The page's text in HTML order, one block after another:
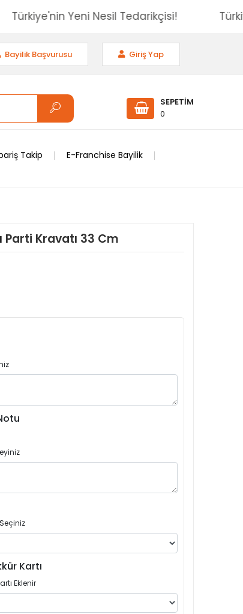
Türkiye'nin Yeni Nesil Tedarikçisi!
Giriş Yap
Bayilik Başvurusu
SEPETİM
0
Takip E-Franchise Bayilik
Parti Kravatı 33 Cm
Kartı
Eklenir